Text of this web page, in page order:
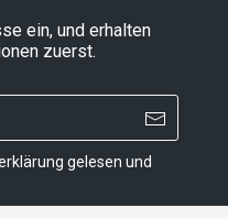
ein, und erhalten
zuerst.
gelesen und